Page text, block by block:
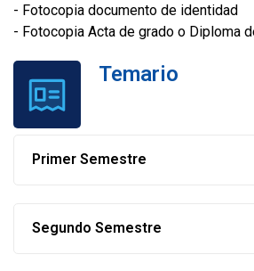
- Fotocopia documento de identidad
- Fotocopia Acta de grado o Diploma
Temario
Primer Semestre
Segundo Semestre